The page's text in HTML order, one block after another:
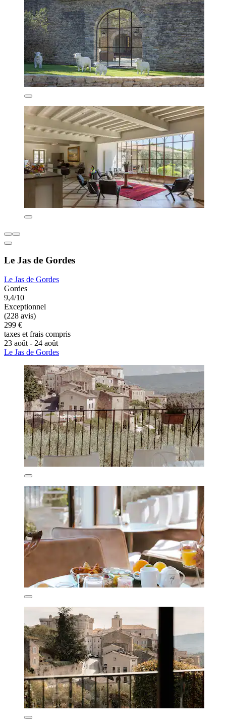
Le Jas de Gordes
Le Jas de Gordes
Gordes
9,4/10
Exceptionnel
(228 avis)
299 €
taxes et frais compris
23 août - 24 août
Le Jas de Gordes